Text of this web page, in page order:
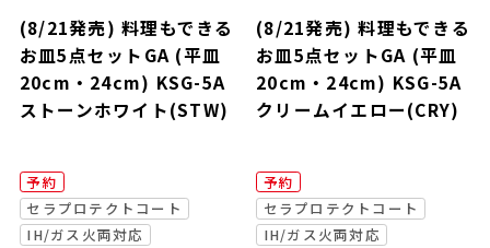
(8/21発売) 料理もできる
お皿5点セットGA (平皿
20cm・24cm) KSG-5A
ストーンホワイト(STW)
予約
セラプロテクトコート
IH/ガス火両対応
(8/21発売) 料理もできる
お皿5点セットGA (平皿
20cm・24cm) KSG-5A
クリームイエロー(CRY)
予約
セラプロテクトコート
IH/ガス火両対応